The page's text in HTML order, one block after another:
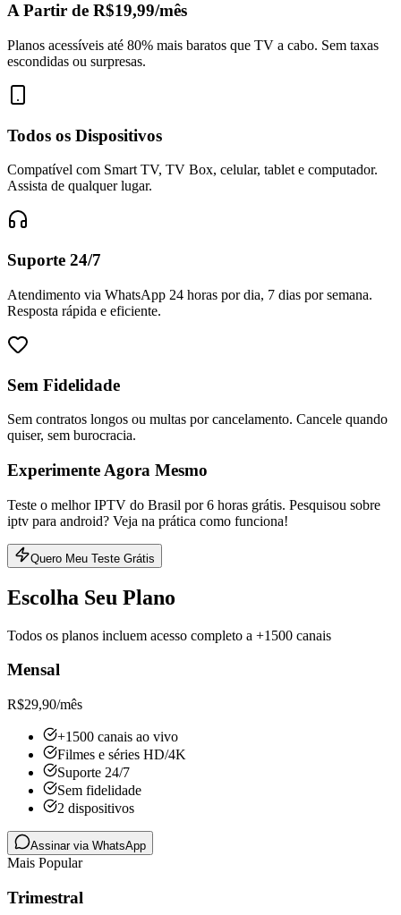
A Partir de R$19,99/mês
Planos acessíveis até 80% mais baratos que TV a cabo. Sem taxas
escondidas ou surpresas.
Todos os Dispositivos
Compatível com Smart TV, TV Box, celular, tablet e computador.
Assista de qualquer lugar.
Suporte 24/7
Atendimento via WhatsApp 24 horas por dia, 7 dias por semana.
Resposta rápida e eficiente.
Sem Fidelidade
Sem contratos longos ou multas por cancelamento. Cancele quando
quiser, sem burocracia.
Experimente Agora Mesmo
Teste o melhor IPTV do Brasil por 6 horas grátis. Pesquisou sobre
iptv para android? Veja na prática como funciona!
Quero Meu Teste Grátis
Escolha Seu Plano
Todos os planos incluem acesso completo a +1500 canais
Mensal
R$29,90/mês
+1500 canais ao vivo
Filmes e séries HD/4K
Suporte 24/7
Sem fidelidade
2 dispositivos
Assinar via WhatsApp
Mais Popular
Trimestral